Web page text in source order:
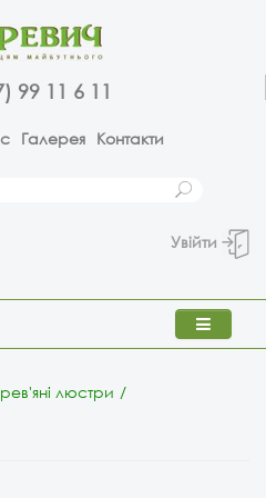
99 11 6 11
Галерея Контакти
Увійти
люстри